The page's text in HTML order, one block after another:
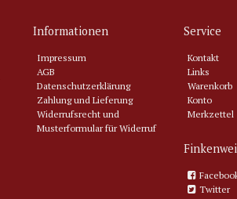
Informationen
Impressum
AGB
Datenschutzerklärung
Zahlung und Lieferung
Widerrufsrecht und
Musterformular für Widerruf
Service
Kontakt
Links
Warenkorb
Konto
Merkzettel
Twitter